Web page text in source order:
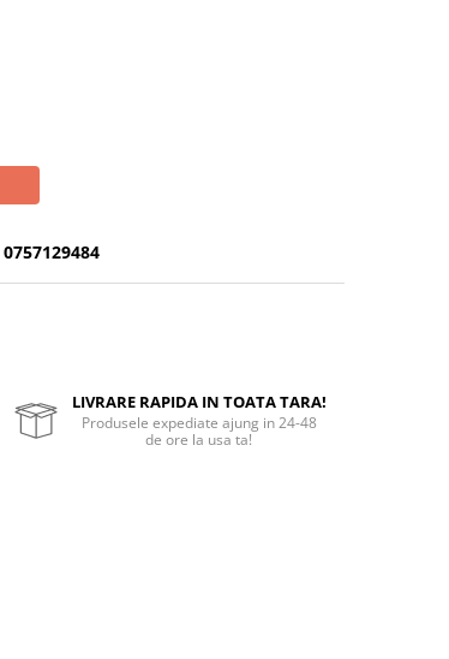
0757129484
LIVRARE RAPIDA IN TOATA TARA!
Produsele expediate ajung in 24-48
de ore la usa ta!